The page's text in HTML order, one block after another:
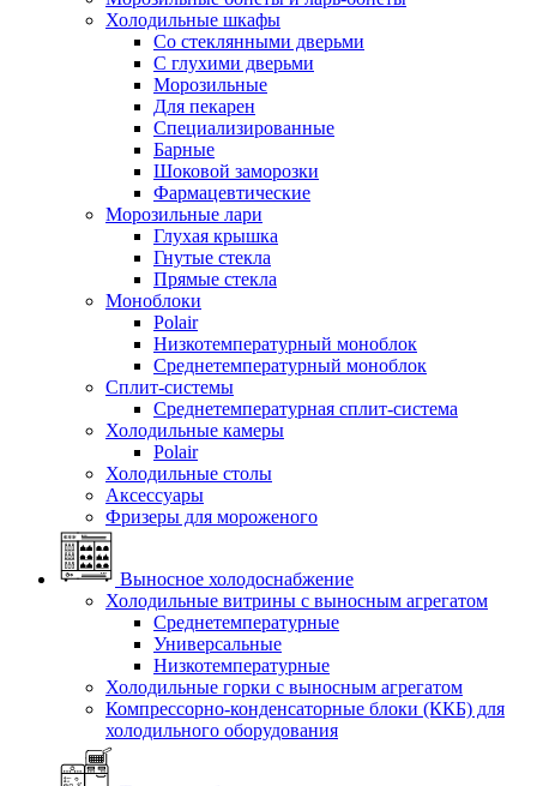
Холодильные шкафы
Со стеклянными дверьми
С глухими дверьми
Морозильные
Для пекарен
Специализированные
Барные
Шоковой заморозки
Фармацевтические
Морозильные лари
Глухая крышка
Гнутые стекла
Прямые стекла
Моноблоки
Polair
Низкотемпературный моноблок
Среднетемпературный моноблок
Сплит-системы
Среднетемпературная сплит-система
Холодильные камеры
Polair
Холодильные столы
Аксессуары
Фризеры для мороженого
Выносное холодоснабжение
Холодильные витрины с выносным агрегатом
Среднетемпературные
Универсальные
Низкотемпературные
Холодильные горки с выносным агрегатом
Компрессорно-конденсаторные блоки (ККБ) для
холодильного оборудования